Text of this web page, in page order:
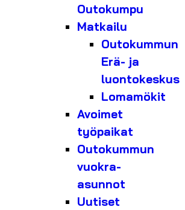
Outokumpu
Matkailu
Outokummun
Erä- ja
luontokeskus
Lomamökit
Avoimet
työpaikat
Outokummun
vuokra-
asunnot
Uutiset